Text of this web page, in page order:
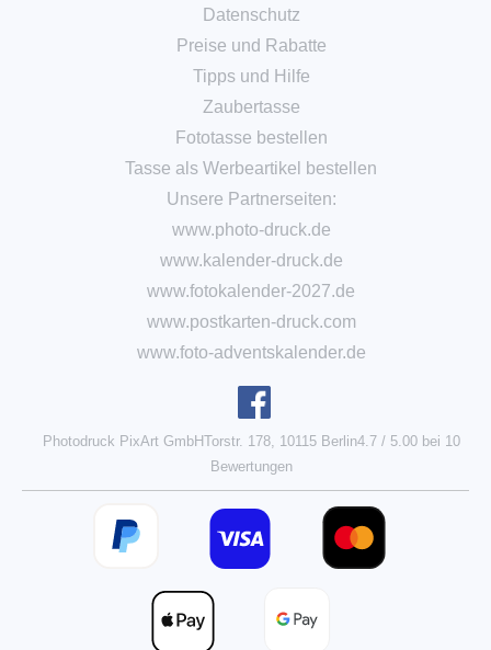
Datenschutz
Preise und Rabatte
Tipps und Hilfe
Zaubertasse
Fototasse bestellen
Tasse als Werbeartikel bestellen
Unsere Partnerseiten:
www.photo-druck.de
www.kalender-druck.de
www.fotokalender-2027.de
www.postkarten-druck.com
www.foto-adventskalender.de
Photodruck PixArt GmbHTorstr. 178, 10115 Berlin4.7/ 5.00bei 10
Bewertungen